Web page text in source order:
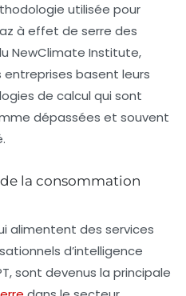
utilisée pour
à effet de serre des
NewClimate Institute,
basent leurs
de calcul qui sont
dépassées et souvent
de la consommation
alimentent des services
d’intelligence
sont devenus la principale